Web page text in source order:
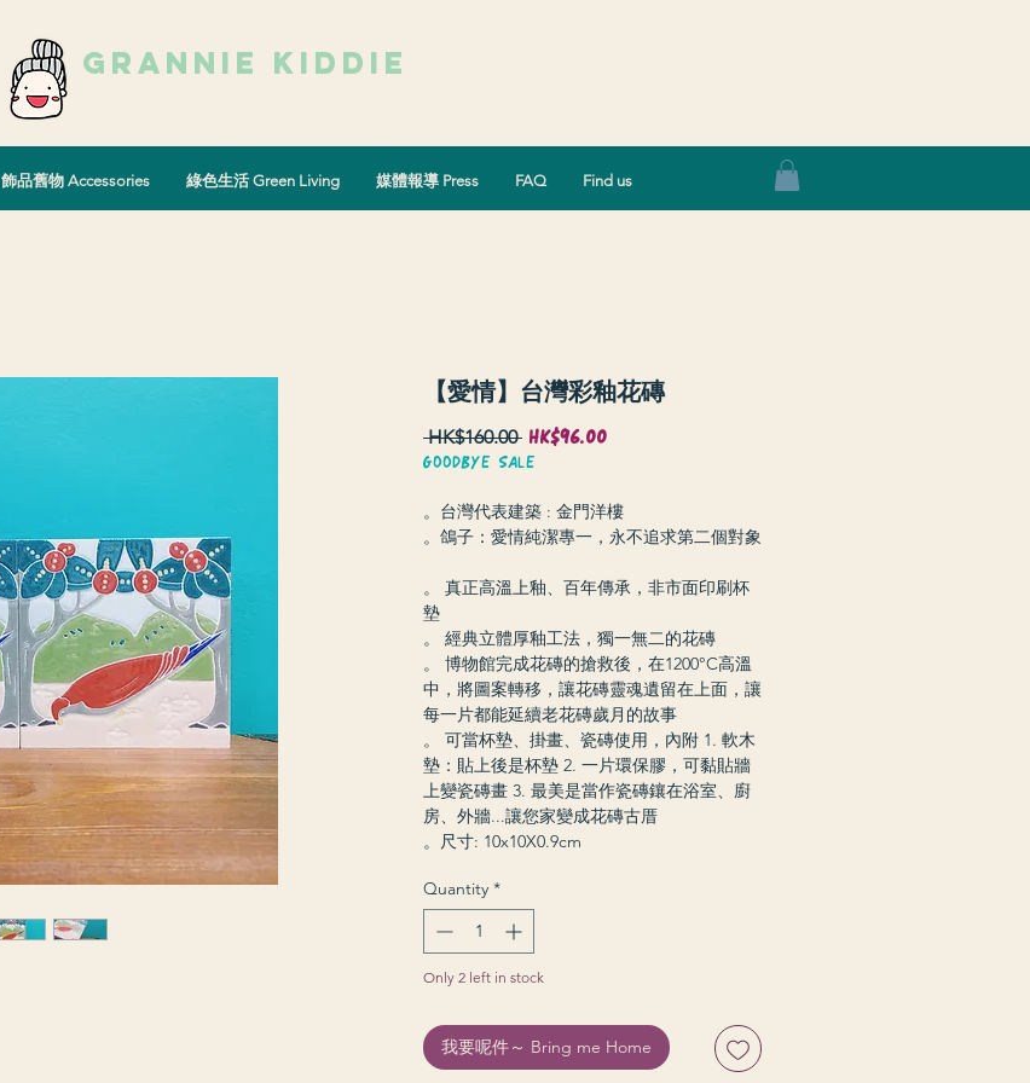
grannie kiddie
飾品舊物 Accessories 綠色生活 Green Living 媒體報導 Press FAQ Find us
【愛情】台灣彩釉花磚
HK$160.00 Regular
Price
HK$96.00Sale
GOODBYE SALE
。台灣代表建築 : 金門洋樓
。鴿子：愛情純潔專一，永不追求第二個對象
。 真正高溫上釉、百年傳承，非市面印刷杯
墊
。 經典立體厚釉工法，獨一無二的花磚
。 博物館完成花磚的搶救後，在1200°C高溫
中，將圖案轉移，讓花磚靈魂遺留在上面，讓
每一片都能延續老花磚歲月的故事
。 可當杯墊、掛畫、瓷磚使用，內附 1. 軟木
墊：貼上後是杯墊 2. 一片環保膠，可黏貼牆
上變瓷磚畫 3. 最美是當作瓷磚鑲在浴室、廚
房、外牆...讓您家變成花磚古厝
。尺寸: 10x10X0.9cm
Quantity *
Only 2 left in stock
我要呢件～ Bring me Home